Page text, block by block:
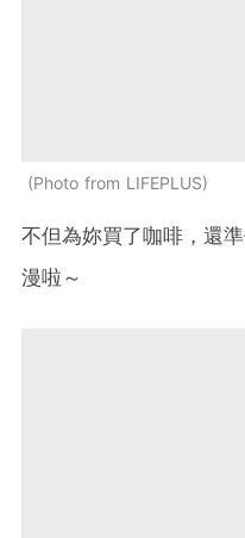
Photo from LIFEPLUS
不但為妳買了咖啡，還
漫啦～